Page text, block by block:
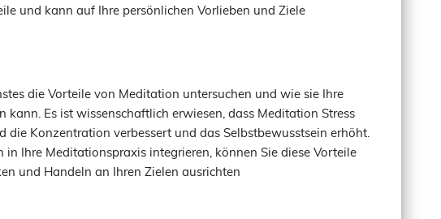
und kann auf Ihre persönlichen Vorlieben und Ziele
die Vorteile von Meditation untersuchen und wie sie Ihre
kann. Es ist wissenschaftlich erwiesen, dass Meditation Stress
die Konzentration verbessert und das Selbstbewusstsein erhöht.
in Ihre Meditationspraxis integrieren, können Sie diese Vorteile
und Handeln an Ihren Zielen ausrichten